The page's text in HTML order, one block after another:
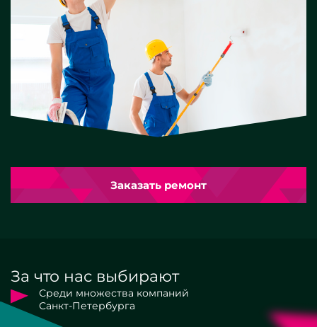
Заказать ремонт
За что нас выбирают
Среди множества компаний
Санкт-Петербурга